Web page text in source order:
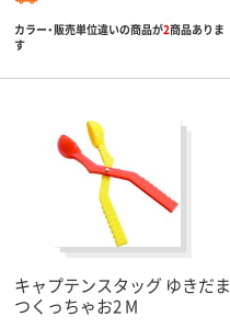
カラー・販売単位違いの商品が2商品ありま
す
キャプテンスタッグ ゆきだま
つくっちゃお2 M